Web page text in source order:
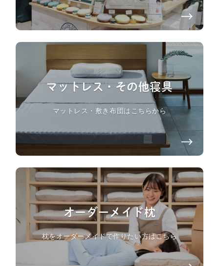
マットレス・その他寝具
マットレス・敷き布団はこちらから
オーダーメイド枕
枕をオーダーメイドで作りたい方はこちら